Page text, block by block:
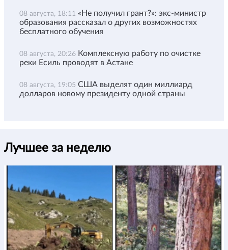
08 августа, 18:11 «Не получил грант?»: экс-министр
образования рассказал о других возможностях
бесплатного обучения
08 августа, 20:26 Комплексную работу по очистке
реки Есиль проводят в Астане
08 августа, 19:05 США выделят один миллиард
долларов новому президенту одной страны
Лучшее за неделю